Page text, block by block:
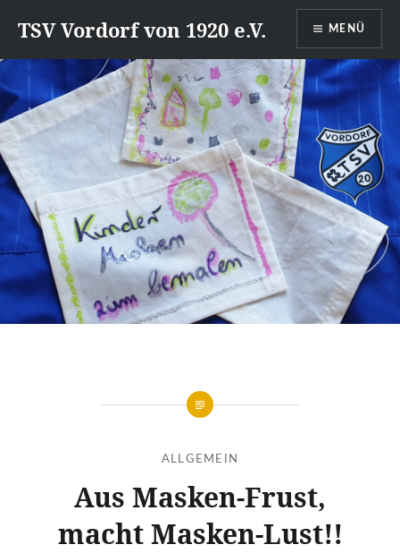
zumTSV Vordorf von 1920 e.V. MENÜ
ALLGEMEIN
Aus Masken-Frust,
macht Masken-Lust!!